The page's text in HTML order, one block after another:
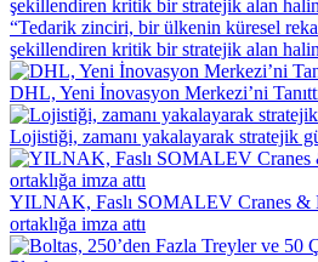
“Tedarik zinciri, bir ülkenin küresel
şekillendiren kritik bir stratejik alan
DHL, Yeni İnovasyon Merkezi’ni
Lojistiği, zamanı yakalayarak stratejik
YILNAK, Faslı SOMALEV Cranes &
ortaklığa imza attı